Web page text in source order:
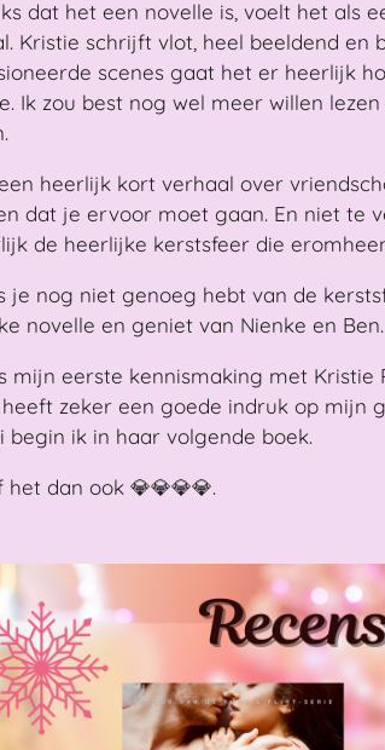
dat het een novelle is, voelt het als
Kristie schrijft vlot, heel beeldend en
scenes gaat het er heerlijk
Ik zou best nog wel meer willen
heerlijk kort verhaal over
dat je ervoor moet gaan. En niet te
de heerlijke kerstsfeer die
je nog niet genoeg hebt van de
novelle en geniet van Nienke en Ben.
mijn eerste kennismaking met Kristie
zeker een goede indruk op mijn
begin ik in haar volgende boek.
het dan ook 💎💎💎💎.